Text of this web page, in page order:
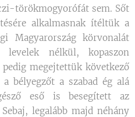
törökmogyorófát sem. Sőt
alkalmasnak ítéltük a
Magyarország körvonalát
levelek nélkül, kopaszon
megejtettük következő
bélyegzőt a szabad ég alá
eső is besegített az
legalább majd néhány